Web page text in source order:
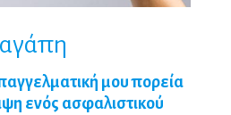
αγάπη
μου πορεία
ενός ασφαλιστικού